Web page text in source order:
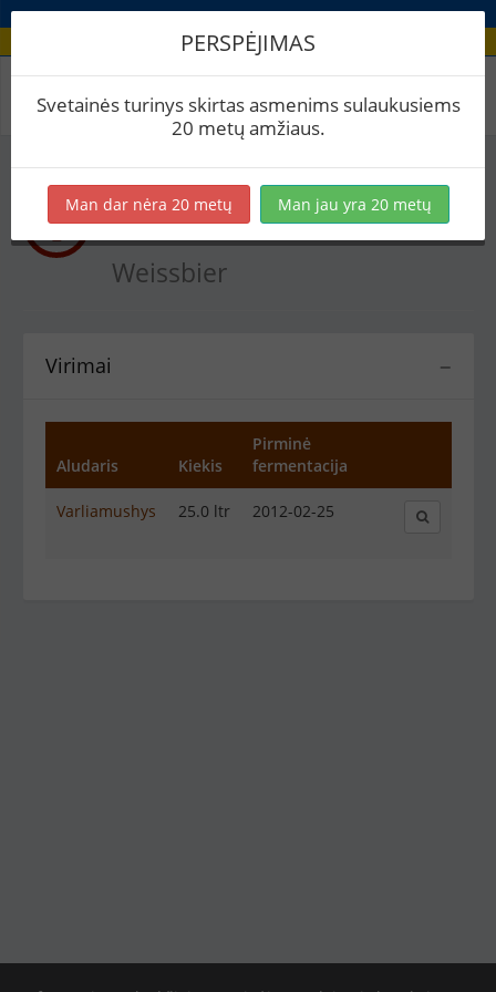
Recepto virimai
NaručioDunkles
Weissbier
−
Virimai
Aludaris Kiekis
Pirminė
fermentacija
Varliamushys 25.0 ltr 2012-02-25
PERSPĖJIMAS
Svetainės turinys skirtas asmenims sulaukusiems
20 metų amžiaus.
Man dar nėra 20 metų Man jau yra 20 metų